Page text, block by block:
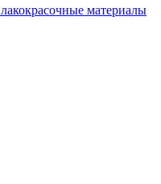
лакокрасочные материалы